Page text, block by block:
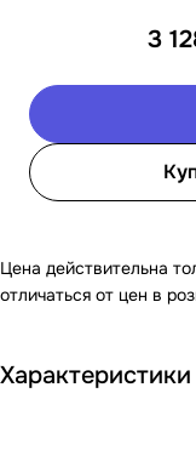
3
Цена действительна
отличаться от цен в
Характеристики